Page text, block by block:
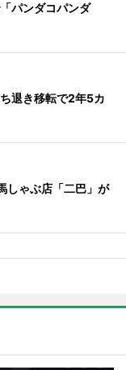
パンダコパンダ
退き移転で2年5カ
しゃぶ店「二巴」が